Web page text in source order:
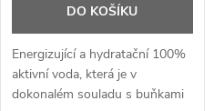
DO KOŠÍKU
Energizující a hydratační 100%
aktivní voda, která je v
dokonalém souladu s buňkami